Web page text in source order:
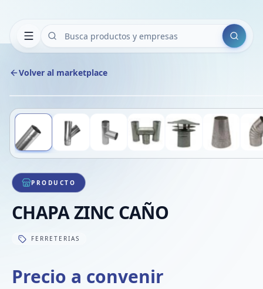
Buscar
Volver al marketplace
1/10
PRODUCTO
CHAPA ZINC CAÑO
FERRETERIAS
Precio a convenir